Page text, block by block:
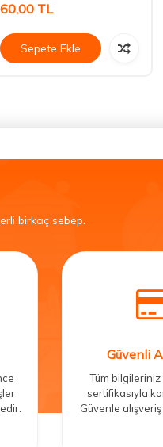
60,00 TL
Sepete Ekle
birkaç sebep.
Güvenli
Tüm
sertifikasıyla
Güvenle